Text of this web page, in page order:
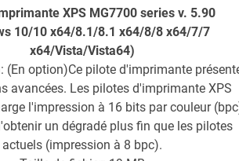
XPS MG7700 series v. 5.90
10/10 x64/8.1/8.1 x64/8/8 x64/7/7
x64/Vista/Vista64)
: (En option)Ce pilote d'imprimante
avancées. Les pilotes d'imprimante XPS
l'impression à 16 bits par couleur
un dégradé plus fin que les pilotes
actuels (impression à 8 bpc).